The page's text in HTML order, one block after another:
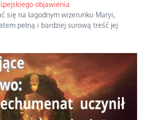
objawienia
się na łagodnym wizerunku Maryi,
pełną i bardziej surową treść jej